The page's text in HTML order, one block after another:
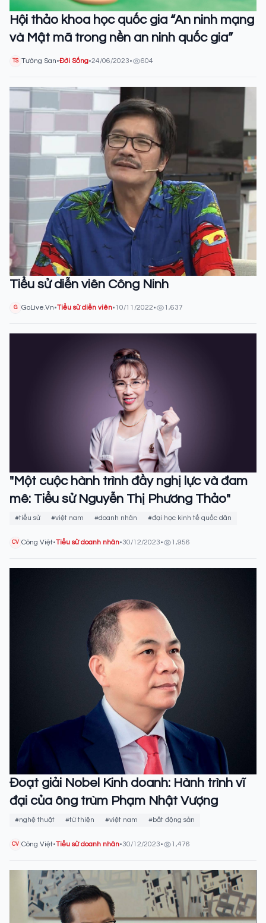
Hội thảo khoa học quốc gia “An ninh mạng
và Mật mã trong nền an ninh quốc gia”
TS Tường San•Đời Sống•24/06/2023• 604
Tiểu sử diễn viên Công Ninh
G GoLive.Vn•Tiểu sử diễn viên•10/11/2022• 1,637
"Một cuộc hành trình đầy nghị lực và đam
mê: Tiểu sử Nguyễn Thị Phương Thảo"
#tiểu sử #việt nam #doanh nhân #đại học kinh tế quốc dân
CV Công Việt•Tiểu sử doanh nhân•30/12/2023• 1,956
Đoạt giải Nobel Kinh doanh: Hành trình vĩ
đại của ông trùm Phạm Nhật Vượng
#nghệ thuật #từ thiện #việt nam #bất động sản
CV Công Việt•Tiểu sử doanh nhân•30/12/2023• 1,476